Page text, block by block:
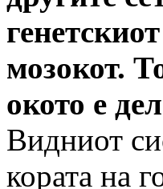
мозокот.
окото е
Видниот
кората на